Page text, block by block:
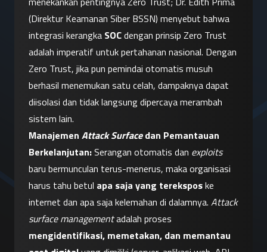
(Direktur Keamanan Siber BSSN) menyebut bahwa
integrasi kerangka SOC dengan prinsip Zero Trust
adalah imperatif untuk pertahanan nasional. Dengan
Zero Trust, jika pun pemindai otomatis musuh
berhasil menemukan satu celah, dampaknya dapat
diisolasi dan tidak langsung dipercaya merambah
sistem lain.
Manajemen Attack Surface dan Pemantauan
Berkelanjutan: Serangan otomatis dan exploits
baru bermunculan terus-menerus, maka organisasi
harus tahu betul apa saja yang terekspos ke
internet dan apa saja kelemahan di dalamnya. Attack
surface management
mengidentifikasi, memetakan, dan memantau